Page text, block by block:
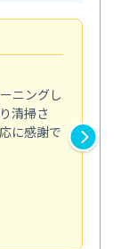
ニングし
清掃さ
に感謝で